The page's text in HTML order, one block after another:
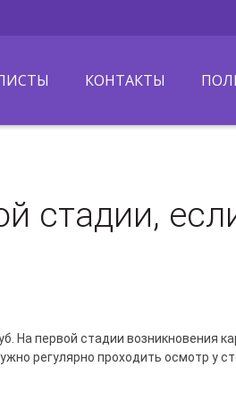
КОНТАКТЫ
стадии,
На первой стадии возникновения
регулярно проходить осмотр у